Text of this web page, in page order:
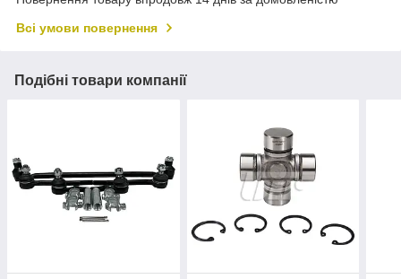
Всі умови повернення
Подібні товари компанії